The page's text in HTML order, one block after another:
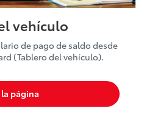
vehículo
de pago de saldo desde
(Tablero del vehículo).
página